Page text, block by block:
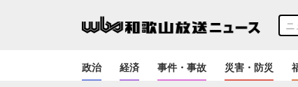
政治 経済 事件・事故 災害・防災